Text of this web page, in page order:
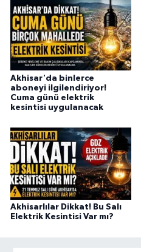
Akhisar'da binlerce
aboneyi ilgilendiriyor!
Cuma günü elektrik
kesintisi uygulanacak
Akhisarlılar Dikkat! Bu Salı
Elektrik Kesintisi Var mı?